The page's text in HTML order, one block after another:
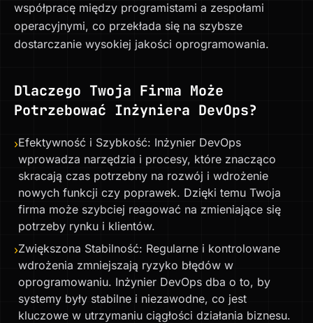
współpracę między programistami a zespołami
operacyjnymi, co przekłada się na szybsze
dostarczanie wysokiej jakości oprogramowania.
Dlaczego Twoja Firma Może
Potrzebować Inżyniera DevOps?
›Efektywność i Szybkość: Inżynier DevOps
wprowadza narzędzia i procesy, które znacząco
skracają czas potrzebny na rozwój i wdrożenie
nowych funkcji czy poprawek. Dzięki temu Twoja
firma może szybciej reagować na zmieniające się
potrzeby rynku i klientów.
›Zwiększona Stabilność: Regularne i kontrolowane
wdrożenia zmniejszają ryzyko błędów w
oprogramowaniu. Inżynier DevOps dba o to, by
systemy były stabilne i niezawodne, co jest
kluczowe w utrzymaniu ciągłości działania biznesu.